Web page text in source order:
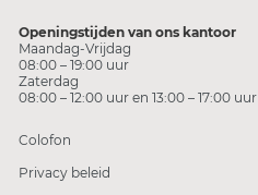
Openingstijden van ons kantoor
Maandag-Vrijdag
08:00 – 19:00 uur
Zaterdag
08:00 – 12:00 uur en 13:00 – 17:00 uur
Colofon
Privacy beleid